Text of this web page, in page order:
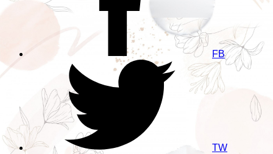
FB
TW